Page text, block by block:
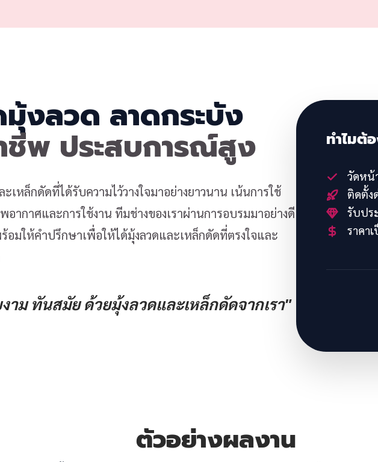
งลวด ลาดกระบัง
ชีพ ประสบการณ์สูง
เหล็กดัดที่ได้รับความไว้วางใจมาอย่างยาวนาน เน้นการใช้
กาศและการใช้งาน ทีมช่างของเราผ่านการอบรมมาอย่างดี
อมให้คำปรึกษาเพื่อให้ได้มุ้งลวดและเหล็กดัดที่ตรงใจและ
ม ทันสมัย ด้วยมุ้งลวดและเหล็กดัดจากเรา"
ทำไมต้
วัดหน้
ติดตั้ง
รับปร
ราคา
ตัวอย่างผลงาน